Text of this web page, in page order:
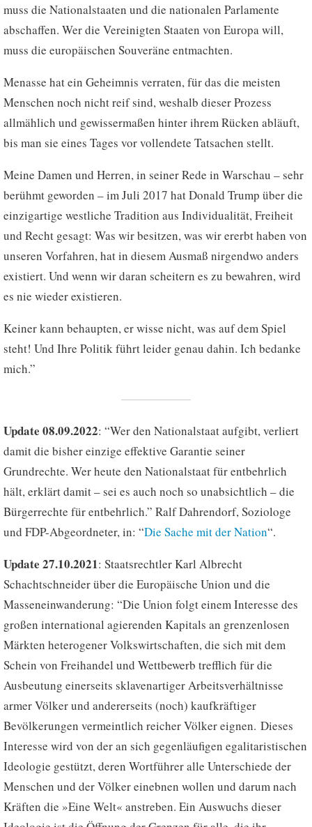
muss die Nationalstaaten und die nationalen Parlamente
abschaffen. Wer die Vereinigten Staaten von Europa will,
muss die europäischen Souveräne entmachten.
Menasse hat ein Geheimnis verraten, für das die meisten
Menschen noch nicht reif sind, weshalb dieser Prozess
allmählich und gewissermaßen hinter ihrem Rücken abläuft,
bis man sie eines Tages vor vollendete Tatsachen stellt.
Meine Damen und Herren, in seiner Rede in Warschau – sehr
berühmt geworden – im Juli 2017 hat Donald Trump über die
einzigartige westliche Tradition aus Individualität, Freiheit
und Recht gesagt: Was wir besitzen, was wir ererbt haben von
unseren Vorfahren, hat in diesem Ausmaß nirgendwo anders
existiert. Und wenn wir daran scheitern es zu bewahren, wird
es nie wieder existieren.
Keiner kann behaupten, er wisse nicht, was auf dem Spiel
steht! Und Ihre Politik führt leider genau dahin. Ich bedanke
mich.”
Update 08.09.2022: “Wer den Nationalstaat aufgibt, verliert
damit die bisher einzige effektive Garantie seiner
Grundrechte. Wer heute den Nationalstaat für entbehrlich
hält, erklärt damit – sei es auch noch so unabsichtlich – die
Bürgerrechte für entbehrlich.” Ralf Dahrendorf, Soziologe
und FDP-Abgeordneter, in: “Die Sache mit der Nation“.
Update 27.10.2021: Staatsrechtler Karl Albrecht
Schachtschneider über die Europäische Union und die
Masseneinwanderung: “Die Union folgt einem Interesse des
großen international agierenden Kapitals an grenzenlosen
Märkten heterogener Volkswirtschaften, die sich mit dem
Schein von Freihandel und Wettbewerb trefflich für die
Ausbeutung einerseits sklavenartiger Arbeitsverhältnisse
armer Völker und andererseits (noch) kaufkräftiger
Bevölkerungen vermeintlich reicher Völker eignen. Dieses
Interesse wird von der an sich gegenläufigen egalitaristischen
Ideologie gestützt, deren Wortführer alle Unterschiede der
Menschen und der Völker einebnen wollen und darum nach
Kräften die »Eine Welt« anstreben. Ein Auswuchs dieser